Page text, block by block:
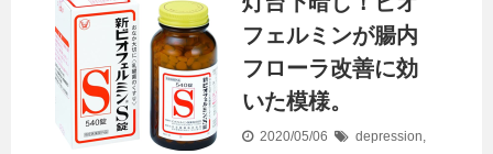
フェルミンが腸内
フローラ改善に効
いた模様。
2020/05/06
depression,